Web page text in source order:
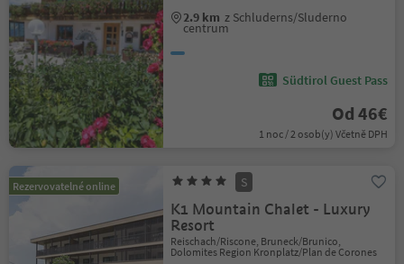
2.9 km z Schluderns/Sluderno
centrum
Südtirol Guest Pass
Od 46€
1 noc / 2 osob(y) Včetně DPH
Rezervovatelné online S
K1 Mountain Chalet - Luxury
Resort
Reischach/Riscone, Bruneck/Brunico,
Dolomites Region Kronplatz/Plan de Corones